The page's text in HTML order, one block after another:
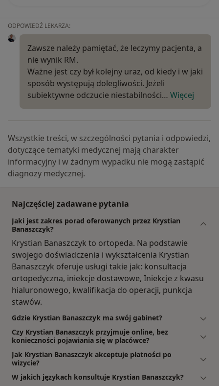
ODPOWIEDŹ LEKARZA:
Zawsze należy pamiętać, że leczymy pacjenta, a
nie wynik RM.
Ważne jest czy był kolejny uraz, od kiedy i w jaki
sposób występują dolegliwości. Jeżeli
subiektywne odczucie niestabilności… Więcej
Wszystkie treści, w szczególności pytania i odpowiedzi,
dotyczące tematyki medycznej mają charakter
informacyjny i w żadnym wypadku nie mogą zastąpić
diagnozy medycznej.
Najczęściej zadawane pytania
Jaki jest zakres porad oferowanych przez Krystian
Banaszczyk?
Krystian Banaszczyk to ortopeda. Na podstawie
swojego doświadczenia i wykształcenia Krystian
Banaszczyk oferuje usługi takie jak: konsultacja
ortopedyczna, iniekcje dostawowe, Iniekcje z kwasu
hialuronowego, kwalifikacja do operacji, punkcja
stawów.
Gdzie Krystian Banaszczyk ma swój gabinet?
Czy Krystian Banaszczyk przyjmuje online, bez
konieczności pojawiania się w placówce?
Jak Krystian Banaszczyk akceptuje płatności po
wizycie?
W jakich językach konsultuje Krystian Banaszczyk?